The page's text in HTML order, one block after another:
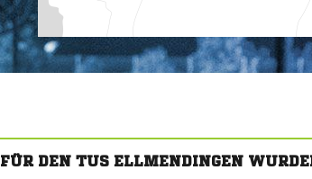
FÜR DEN TUS ELLMENDINGEN